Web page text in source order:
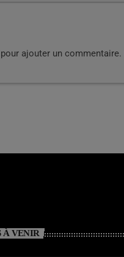
ajouter un commentaire.
À VENIR